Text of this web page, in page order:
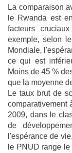
La comparaison
le Rwanda est
facteurs
exemple, selon
Mondiale,
ce qui est
Moins de 45 %
que la moyenne
Le taux brut de
comparativement
2009, dans le
de
l'espérance de
le PNUD range